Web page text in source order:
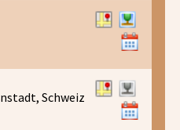
Schweiz